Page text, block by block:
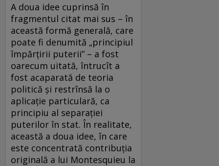
A doua idee cuprinsă în
fragmentul citat mai sus – în
această formă generală, care
poate fi denumită „principiul
împărțirii puterii” – a fost
oarecum uitată, întrucît a
fost acaparată de teoria
politică și restrînsă la o
aplicație particulară, ca
principiu al separației
puterilor în stat. În realitate,
această a doua idee, în care
este concentrată contribuția
originală a lui Montesquieu la